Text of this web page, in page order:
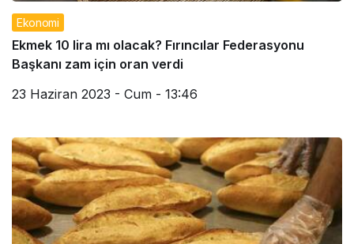
Ekonomi
Ekmek 10 lira mı olacak? Fırıncılar Federasyonu
Başkanı zam için oran verdi
23 Haziran 2023 - Cum - 13:46